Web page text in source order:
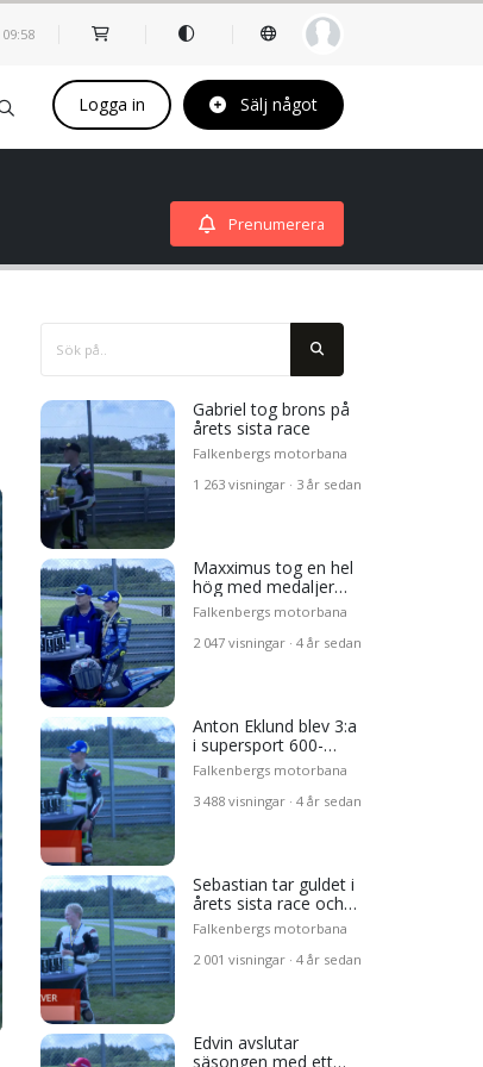
09:58
Logga in Sälj något
Prenumerera
Gabriel tog brons på
årets sista race
Falkenbergs motorbana
1 263 visningar · 3 år sedan
Maxximus tog en hel
hög med medaljer
2023
Falkenbergs motorbana
2 047 visningar · 4 år sedan
Anton Eklund blev 3:a
i supersport 600-
klassen
Falkenbergs motorbana
3 488 visningar · 4 år sedan
Sebastian tar guldet i
årets sista race och
ett SM-Silver!
Falkenbergs motorbana
2 001 visningar · 4 år sedan
Edvin avslutar
säsongen med ett